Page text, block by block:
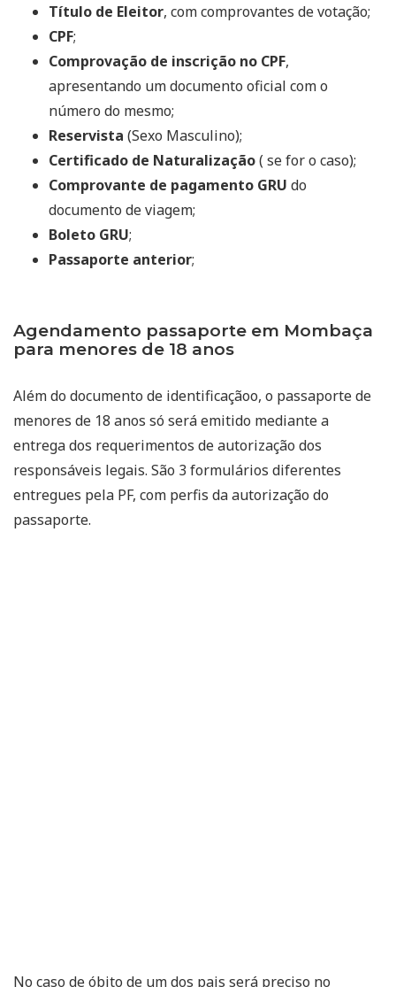
Título de Eleitor, com comprovantes de votação;
CPF;
Comprovação de inscrição no CPF,
apresentando um documento oficial com o
número do mesmo;
Reservista (Sexo Masculino);
Certificado de Naturalização( se for o caso);
Comprovante de pagamento GRU do
documento de viagem;
Boleto GRU;
Passaporte anterior;
Agendamento passaporte em Mombaça
para menores de 18 anos
Além do documento de identificaçãoo, o passaporte de
menores de 18 anos só será emitido mediante a
entrega dos requerimentos de autorização dos
responsáveis legais. São 3 formulários diferentes
entregues pela PF, com perfis da autorização do
passaporte.
No caso de óbito de um dos pais será preciso no